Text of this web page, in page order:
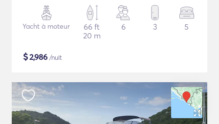
Yacht à moteur
66 ft
20 m
6 3 5
$2,986 /nuit